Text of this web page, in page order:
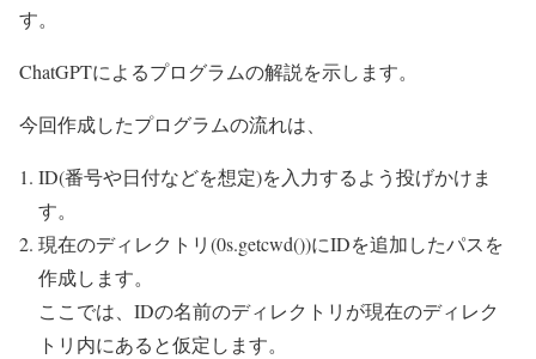
す。
ChatGPTによるプログラムの解説を示します。
今回作成したプログラムの流れは、
ID(番号や日付などを想定)を入力するよう投げかけま
す。
現在のディレクトリ(0s.getcwd())にIDを追加したパスを
作成します。
ここでは、IDの名前のディレクトリが現在のディレク
トリ内にあると仮定します。